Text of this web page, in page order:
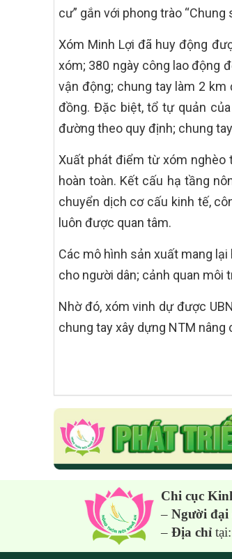
cư” gắn với phong trào
Xóm Minh Lợi đã huy động
xóm; 380 ngày công lao động
vận động; chung tay làm 2
đồng. Đặc biệt, tổ tự quản
đường theo quy định; chung
Xuất phát điểm từ xóm nghèo
hoàn toàn. Kết cấu hạ tầng
chuyển dịch cơ cấu kinh tế,
luôn được quan tâm.
Các mô hình sản xuất mang
cho người dân; cảnh quan môi
Nhờ đó, xóm vinh dự được
chung tay xây dựng NTM nâng
Chi cục
– Người đại
– Địa chỉtại: